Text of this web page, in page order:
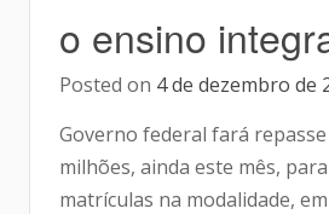
o ensino
Posted on 4 de dezembro de
Governo federal fará repasse
milhões, ainda este mês,
matrículas na modalidade,